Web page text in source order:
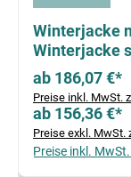
Winterjacke
Winterjacke
ab 186,07 €*
Preise inkl. MwSt.
ab 156,36 €*
Preise exkl. MwSt.
Preise inkl.